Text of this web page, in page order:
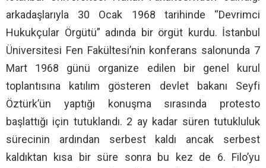
arkadaşlarıyla 30 Ocak 1968 tarihinde “Devrimci
Hukukçular Örgütü” adında bir örgüt kurdu. İstanbul
Üniversitesi Fen Fakültesi’nin konferans salonunda 7
Mart 1968 günü organize edilen bir genel kurul
toplantısına katılım gösteren devlet bakanı Seyfi
Öztürk’ün yaptığı konuşma sırasında protesto
başlattığı için tutuklandı. 2 ay kadar süren tutukluluk
sürecinin ardından serbest kaldı ancak serbest
kaldıktan kısa bir süre sonra bu kez de 6. Filo’yu